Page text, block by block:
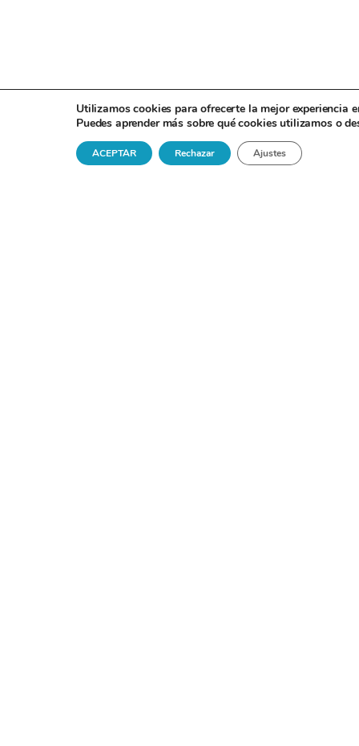
Utilizamos cookies para ofrecerte la mejor experiencia
Puedes aprender más sobre qué cookies utilizamos o
ACEPTAR Rechazar Ajustes